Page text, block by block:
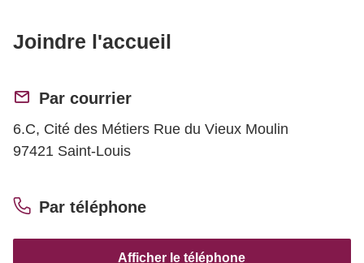
Joindre l'accueil
Par courrier
6.C, Cité des Métiers Rue du Vieux Moulin
97421 Saint-Louis
Par téléphone
Afficher le téléphone